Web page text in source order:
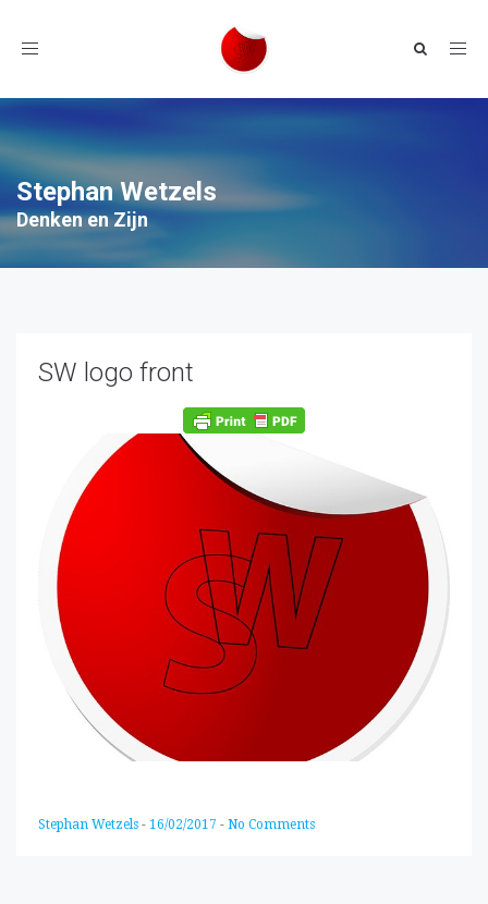
Toggle
Stephan Wetzels
Denken en Zijn
SW logo front
Stephan Wetzels - 16/02/2017 - No Comments